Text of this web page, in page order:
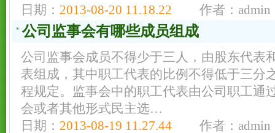
日期： 2013-08-20 11.18.22 作者：admin
公司监事会有哪些成员组成
公司监事会成员不得少于三人，由股东代表
表组成，其中职工代表的比例不得低于三分
程规定。监事会中的职工代表由公司职工通
会或者其他形式民主选…
日期： 2013-08-19 11.27.44 作者：admin